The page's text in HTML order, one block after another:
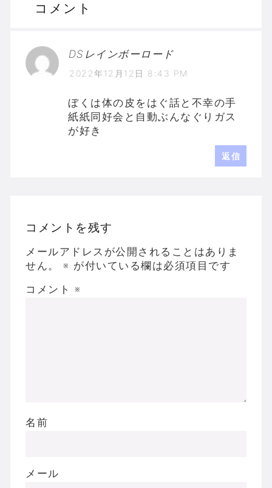
コメント
DSレインボーロード
2022年12月12日 8:43 PM
ぼくは体の皮をはぐ話と不幸の手
紙紙同好会と自動ぶんなぐりガス
が好き
返信
コメントを残す
メールアドレスが公開されることはありま
せん。
※ が付いている欄は必須項目です
コメント ※
名前
メール